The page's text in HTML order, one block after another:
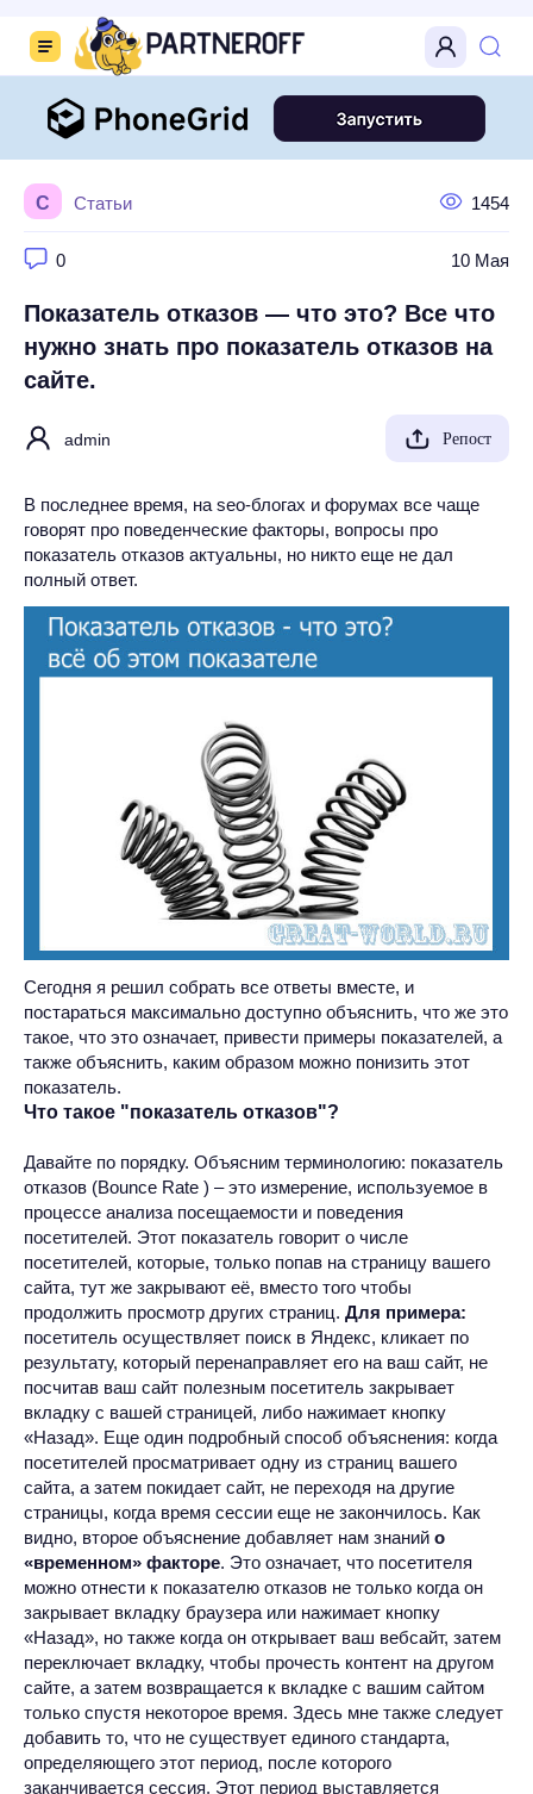
С Статьи 1454
10 Мая
0
Показатель отказов — что это? Все что
нужно знать про показатель отказов на
сайте.
admin Репост
В последнее время, на seo-блогах и форумах все чаще
говорят про поведенческие факторы, вопросы про
показатель отказов актуальны, но никто еще не дал
полный ответ.
Сегодня я решил собрать все ответы вместе, и
постараться максимально доступно объяснить, что же это
такое, что это означает, привести примеры показателей, а
также объяснить, каким образом можно понизить этот
показатель.
Что такое "показатель отказов"?
Давайте по порядку. Объясним терминологию: показатель
отказов (Bounce Rate ) – это измерение, используемое в
процессе анализа посещаемости и поведения
посетителей. Этот показатель говорит о числе
посетителей, которые, только попав на страницу вашего
сайта, тут же закрывают её, вместо того чтобы
продолжить просмотр других страниц. Для примера:
посетитель осуществляет поиск в Яндекс, кликает по
результату, который перенаправляет его на ваш сайт, не
посчитав ваш сайт полезным посетитель закрывает
вкладку с вашей страницей, либо нажимает кнопку
«Назад». Еще один подробный способ объяснения: когда
посетителей просматривает одну из страниц вашего
сайта, а затем покидает сайт, не переходя на другие
страницы, когда время сессии еще не закончилось. Как
видно, второе объяснение добавляет нам знаний о
«временном» факторе. Это означает, что посетителя
можно отнести к показателю отказов не только когда он
закрывает вкладку браузера или нажимает кнопку
«Назад», но также когда он открывает ваш вебсайт, затем
переключает вкладку, чтобы прочесть контент на другом
сайте, а затем возвращается к вкладке с вашим сайтом
только спустя некоторое время. Здесь мне также следует
добавить то, что не существует единого стандарта,
определяющего этот период, после которого
заканчивается сессия. Этот период выставляется